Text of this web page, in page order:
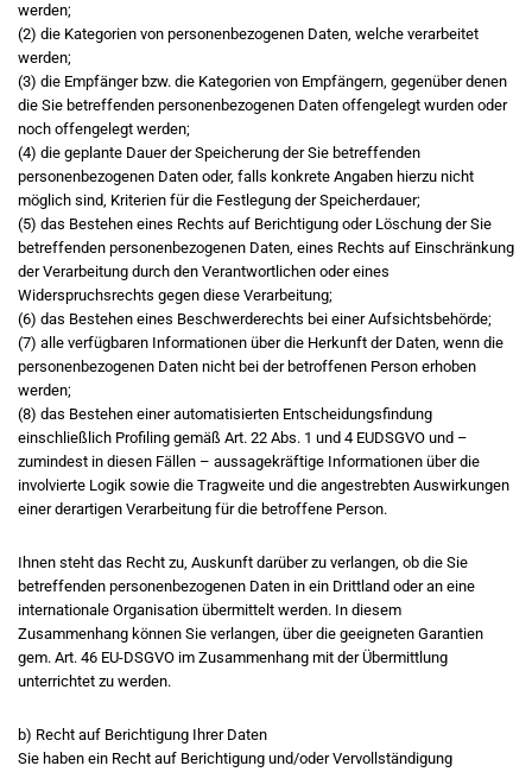
werden;
(2) die Kategorien von personenbezogenen Daten, welche verarbeitet
werden;
(3) die Empfänger bzw. die Kategorien von Empfängern, gegenüber denen
die Sie betreffenden personenbezogenen Daten offengelegt wurden oder
noch offengelegt werden;
(4) die geplante Dauer der Speicherung der Sie betreffenden
personenbezogenen Daten oder, falls konkrete Angaben hierzu nicht
möglich sind, Kriterien für die Festlegung der Speicherdauer;
(5) das Bestehen eines Rechts auf Berichtigung oder Löschung der Sie
betreffenden personenbezogenen Daten, eines Rechts auf Einschränkung
der Verarbeitung durch den Verantwortlichen oder eines
Widerspruchsrechts gegen diese Verarbeitung;
(6) das Bestehen eines Beschwerderechts bei einer Aufsichtsbehörde;
(7) alle verfügbaren Informationen über die Herkunft der Daten, wenn die
personenbezogenen Daten nicht bei der betroffenen Person erhoben
werden;
(8) das Bestehen einer automatisierten Entscheidungsfindung
einschließlich Profiling gemäß Art. 22 Abs. 1 und 4 EUDSGVO und –
zumindest in diesen Fällen – aussagekräftige Informationen über die
involvierte Logik sowie die Tragweite und die angestrebten Auswirkungen
einer derartigen Verarbeitung für die betroffene Person.
Ihnen steht das Recht zu, Auskunft darüber zu verlangen, ob die Sie
betreffenden personenbezogenen Daten in ein Drittland oder an eine
internationale Organisation übermittelt werden. In diesem
Zusammenhang können Sie verlangen, über die geeigneten Garantien
gem. Art. 46 EU-DSGVO im Zusammenhang mit der Übermittlung
unterrichtet zu werden.
b) Recht auf Berichtigung Ihrer Daten
Sie haben ein Recht auf Berichtigung und/oder Vervollständigung